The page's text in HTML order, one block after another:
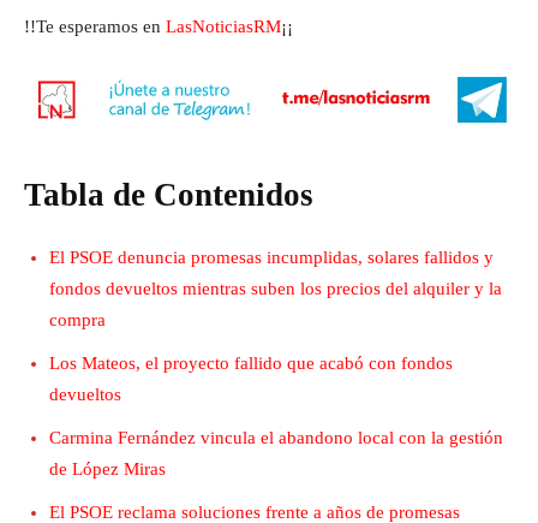
!!Te esperamos en LasNoticiasRM¡¡
Tabla de Contenidos
El PSOE denuncia promesas incumplidas, solares fallidos y
fondos devueltos mientras suben los precios del alquiler y la
compra
Los Mateos, el proyecto fallido que acabó con fondos
devueltos
Carmina Fernández vincula el abandono local con la gestión
de López Miras
El PSOE reclama soluciones frente a años de promesas